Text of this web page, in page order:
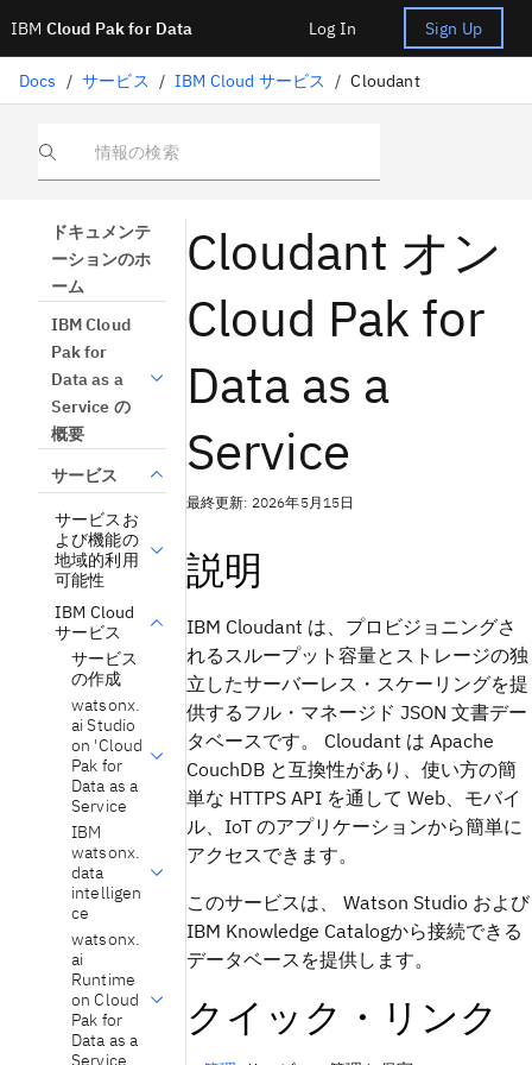
IBM Cloud Pak for Data Log In Sign Up
Docs / サービス / IBM Cloud サービス / Cloudant
情報の検索
ドキュメンテ
ーションのホ
ーム
IBM Cloud
Pak for
Data as a
Service の
概要
サービス
サービスお
よび機能の
地域的利用
可能性
IBM Cloud
サービス
サービス
の作成
watsonx.
ai Studio
on 'Cloud
Pak for
Data as a
Service
IBM
watsonx.
data
intelligen
ce
watsonx.
ai
Runtime
on Cloud
Pak for
Data as a
Service
Cloudant オン
Cloud Pak for
Data as a
Service
最終更新: 2026年5月15日
説明
IBM Cloudant は、プロビジョニングさ
れるスループット容量とストレージの独
立したサーバーレス・スケーリングを提
供するフル・マネージド JSON 文書デー
タベースです。 Cloudant は Apache
CouchDB と互換性があり、使い方の簡
単な HTTPS API を通して Web、モバイ
ル、IoT のアプリケーションから簡単に
アクセスできます。
このサービスは、 Watson Studioおよび
IBM Knowledge Catalogから接続できる
データベースを提供します。
クイック・リンク